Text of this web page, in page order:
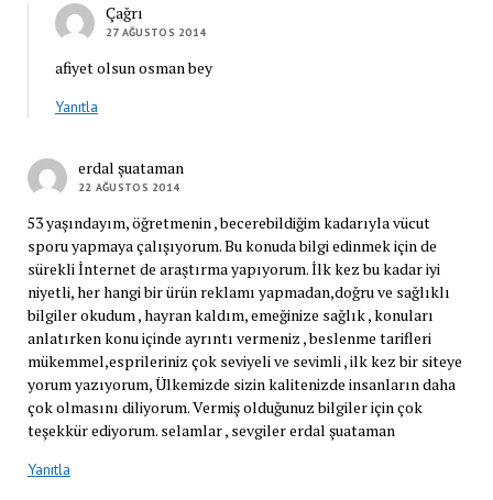
Çağrı
27 AĞUSTOS 2014
afiyet olsun osman bey
Yanıtla
erdal şuataman
22 AĞUSTOS 2014
53 yaşındayım, öğretmenin , becerebildiğim kadarıyla vücut
sporu yapmaya çalışıyorum. Bu konuda bilgi edinmek için de
sürekli İnternet de araştırma yapıyorum. İlk kez bu kadar iyi
niyetli, her hangi bir ürün reklamı yapmadan,doğru ve sağlıklı
bilgiler okudum , hayran kaldım, emeğinize sağlık , konuları
anlatırken konu içinde ayrıntı vermeniz , beslenme tarifleri
mükemmel,esprileriniz çok seviyeli ve sevimli , ilk kez bir siteye
yorum yazıyorum, Ülkemizde sizin kalitenizde insanların daha
çok olmasını diliyorum. Vermiş olduğunuz bilgiler için çok
teşekkür ediyorum. selamlar , sevgiler erdal şuataman
Yanıtla